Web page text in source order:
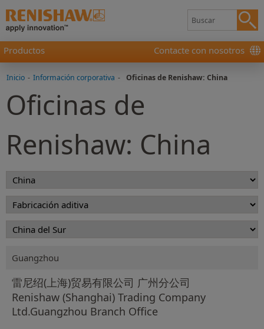
Productos Contacte con nosotros
Inicio - Información corporativa - Oficinas de Renishaw: China
Oficinas de
Renishaw: China
Guangzhou
雷尼绍(上海)贸易有限公司 广州分公司
Renishaw (Shanghai) Trading Company
Ltd.Guangzhou Branch Office